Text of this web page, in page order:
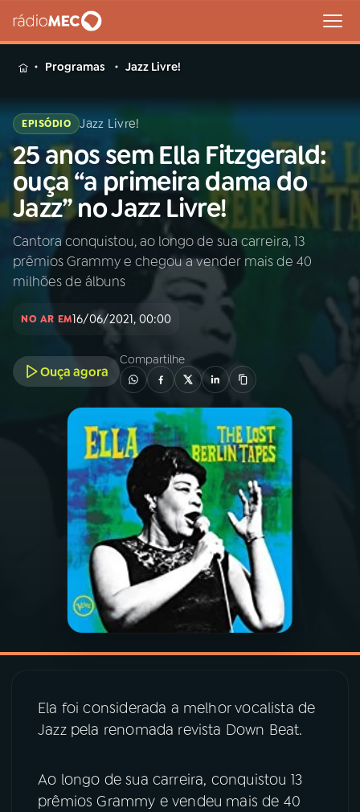
MENU
Buscar
na
Rádio
MEC
Buscar
Início AO VIVO
PROGRAMAS
PODCASTS
VIDEOCASTS
ÚLTIMAS
Instagram X
Programas Jazz Livre!
EPISÓDIO Jazz Livre!
25 anos sem Ella Fitzgerald:
ouça “a primeira dama do
Jazz” no Jazz Livre!
Cantora conquistou, ao longo de sua carreira, 13
prêmios Grammy e chegou a vender mais de 40
milhões de álbuns
NO AR EM16/06/2021, 00:00
Ouça agora
Compartilhe
Ela foi considerada a melhor vocalista de
Jazz pela renomada revista Down Beat.
Ao longo de sua carreira, conquistou 13
prêmios Grammy e vendeu mais de 40